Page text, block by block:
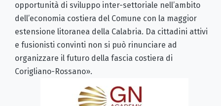
opportunità di sviluppo inter-settoriale nell’ambito
dell’economia costiera del Comune con la maggior
estensione litoranea della Calabria. Da cittadini attivi
e fusionisti convinti non si può rinunciare ad
organizzare il futuro della fascia costiera di
Corigliano-Rossano».